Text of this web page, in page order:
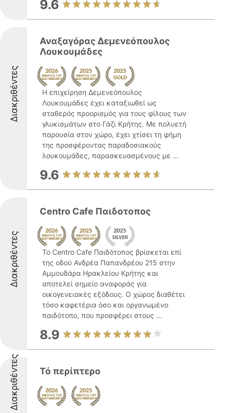
9.6
Διακριθέντες
Αναξαγόρας Δεμενεόπουλος
Λουκουμάδες
Η επιχείρηση Δεμενεόπουλος
Λουκουμάδες έχει καταξιωθεί ως
σταθερός προορισμός για τους φίλους των
γλυκισμάτων στο Γάζι Κρήτης. Με πολυετή
παρουσία στον χώρο, έχει χτίσει τη φήμη
της προσφέροντας παραδοσιακούς
λουκουμάδες, παρασκευασμένους με ...
9.6
Διακριθέντες
Centro Cafe Παιδοτοπος
Το Centro Cafe Παιδότοπος βρίσκεται επί
της οδού Ανδρέα Παπανδρέου 215 στην
Αμμουδάρα Ηρακλείου Κρήτης και
αποτελεί σημείο αναφοράς για
οικογενειακές εξόδους. Ο χώρος διαθέτει
τόσο καφετέρια όσο και οργανωμένο
παιδότοπο, που προσφέρει στους ...
8.9
Διακριθέντες Τό περίπτερο